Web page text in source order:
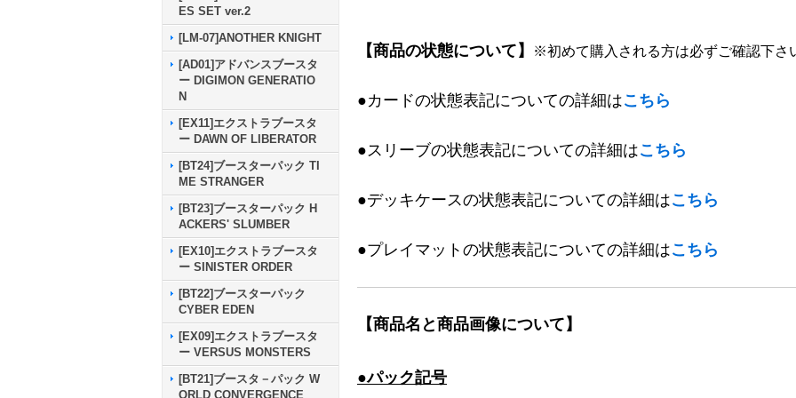
ES SET ver.2
[LM-07]ANOTHER KNIGHT
[AD01]アドバンスブースタ
ー DIGIMON GENERATIO
N
[EX11]エクストラブースタ
ー DAWN OF LIBERATOR
[BT24]ブースターパック TI
ME STRANGER
[BT23]ブースターパック H
ACKERS' SLUMBER
[EX10]エクストラブースタ
ー SINISTER ORDER
[BT22]ブースターパック
CYBER EDEN
[EX09]エクストラブースタ
ー VERSUS MONSTERS
[BT21]ブースタ－パック W
ORLD CONVERGENCE
【商品の状態について】 ※初めて購入される方は必ずご確認下さ
●カードの状態表記についての詳細はこちら
●スリーブの状態表記についての詳細はこちら
●デッキケースの状態表記についての詳細はこちら
●プレイマットの状態表記についての詳細はこちら
【商品名と商品画像について】
●パック記号